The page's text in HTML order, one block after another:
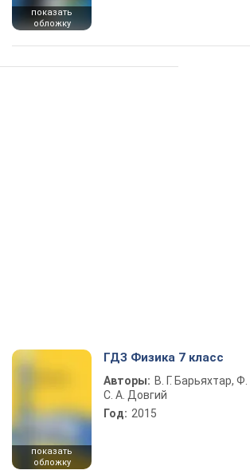
показать
обложку
показать
обложку
ГДЗ Физика 7 класс
Авторы: В. Г. Барьяхтар,
С. А. Довгий
Год: 2015